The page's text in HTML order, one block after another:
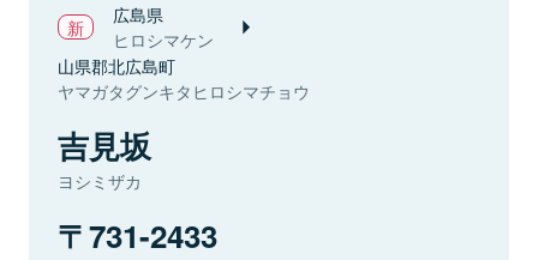
広島県
ヒロシマケン
山県郡北広島町
ヤマガタグンキタヒロシマチョウ
吉見坂
ヨシミザカ
731-2433